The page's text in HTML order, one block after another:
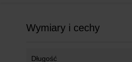
Wymiary i cechy
Długość